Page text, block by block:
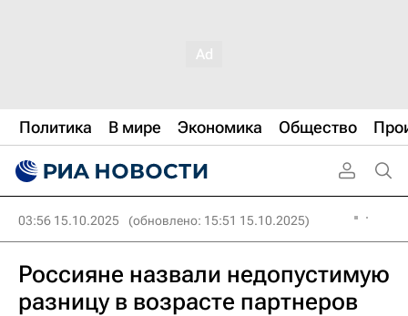
Политика В мире Экономика Общество
03:56 15.10.2025 (обновлено: 15:51 15.10.2025)
Россияне назвали недопустимую
разницу в возрасте партнеров